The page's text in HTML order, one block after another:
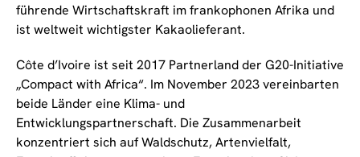
führende Wirtschaftskraft im frankophonen Afrika und
ist weltweit wichtigster Kakaolieferant.
Côte d’Ivoire ist seit 2017 Partnerland der G20-Initiative
„Compact with Africa“. Im November 2023 vereinbarten
beide Länder eine Klima- und
Entwicklungspartnerschaft. Die Zusammenarbeit
konzentriert sich auf Waldschutz, Artenvielfalt,